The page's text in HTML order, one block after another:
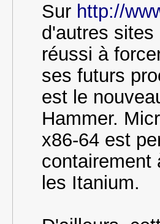
Sur http://
d'autres
réussi à
ses futurs
est le
Hammer.
x86-64 est
contairement
les Itanium.